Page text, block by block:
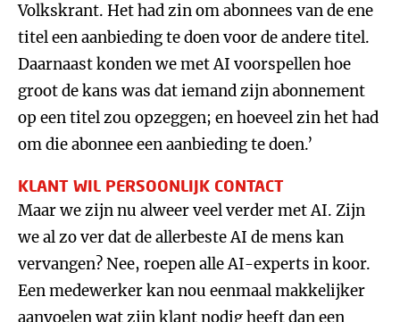
Volkskrant. Het had zin om abonnees van de ene
titel een aanbieding te doen voor de andere titel.
Daarnaast konden we met AI voorspellen hoe
groot de kans was dat iemand zijn abonnement
op een titel zou opzeggen; en hoeveel zin het had
om die abonnee een aanbieding te doen.’
KLANT WIL PERSOONLIJK CONTACT
Maar we zijn nu alweer veel verder met AI. Zijn
we al zo ver dat de allerbeste AI de mens kan
vervangen? Nee, roepen alle AI-experts in koor.
Een medewerker kan nou eenmaal makkelijker
aanvoelen wat zijn klant nodig heeft dan een